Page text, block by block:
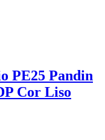
PE25 Pandin
Cor Liso